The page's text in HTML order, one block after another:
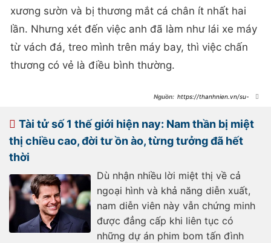
xương sườn và bị thương mắt cá chân ít nhất hai
lần. Nhưng xét đến việc anh đã làm như lái xe máy
từ vách đá, treo mình trên máy bay, thì việc chấn
thương có vẻ là điều bình thường.
https://thanhnien.vn/su-
Tài tử số 1 thế giới hiện nay: Nam thần bị miệt
thị chiều cao, đời tư ồn ào, từng tưởng đã hết
thời
Dù nhận nhiều lời miệt thị về cả
ngoại hình và khả năng diễn xuất,
nam diễn viên này vẫn chứng minh
được đẳng cấp khi liên tục có
những dự án phim bom tấn đình